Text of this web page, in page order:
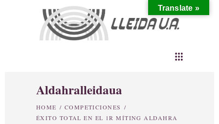
Aldahralleidaua
HOME / COMPETICIONES /
ÉXITO TOTAL EN EL 1R MÍTING ALDAHRA
Translate »